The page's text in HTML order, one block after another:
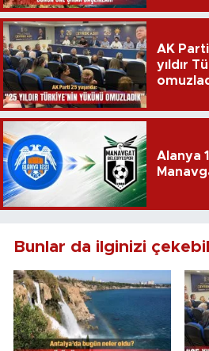
AK Parti
yıldır
Alanya
Bunlar da ilginizi